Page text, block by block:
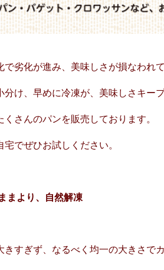
劣化が進み、美味しさが損なわれて
分け、早めに冷凍が、美味しさキー
くさんのパンを販売しております。
でぜひお試しください。
まより、自然解凍
きすぎず、なるべく均一の大きさで